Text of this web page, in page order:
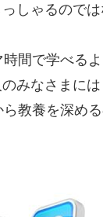
しゃるのでは
間で学べる
みなさまには
教養を深め